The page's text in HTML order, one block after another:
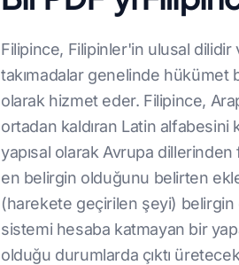
Filipince, Filipinler'in ulusal
takımadalar genelinde hükümet
olarak hizmet eder. Filipince,
ortadan kaldıran Latin
yapısal olarak Avrupa dillerinden
en belirgin olduğunu belirten
(harekete geçirilen şeyi) belirgin
sistemi hesaba katmayan bir
olduğu durumlarda çıktı